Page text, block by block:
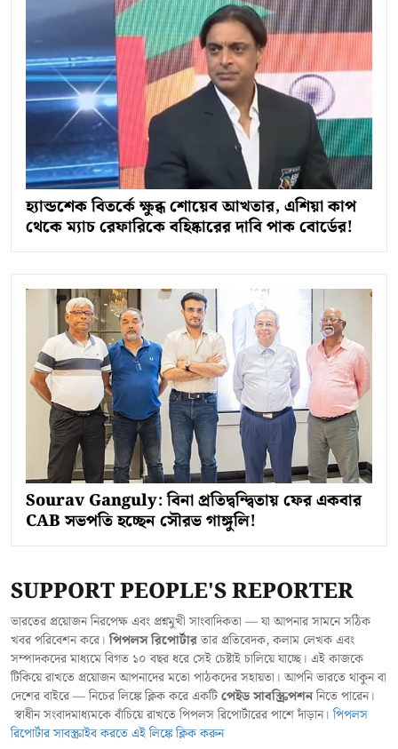
হ্যান্ডশেক বিতর্কে ক্ষুব্ধ শোয়েব আখতার, এশিয়া কাপ
থেকে ম্যাচ রেফারিকে বহিষ্কারের দাবি পাক বোর্ডের!
Sourav Ganguly: বিনা প্রতিদ্বন্দ্বিতায় ফের একবার
CAB সভপতি হচ্ছেন সৌরভ গাঙ্গুলি!
SUPPORT PEOPLE'S REPORTER
ভারতের প্রয়োজন নিরপেক্ষ এবং প্রশ্নমুখী সাংবাদিকতা — যা আপনার সামনে সঠিক
খবর পরিবেশন করে।পিপলস রিপোর্টারতার প্রতিবেদক, কলাম লেখক এবং
সম্পাদকদের মাধ্যমে বিগত ১০ বছর ধরে সেই চেষ্টাই চালিয়ে যাচ্ছে। এই কাজকে
টিকিয়ে রাখতে প্রয়োজন আপনাদের মতো পাঠকদের সহায়তা। আপনি ভারতে থাকুন বা
দেশের বাইরে — নিচের লিঙ্কে ক্লিক করে একটিপেইড সাবস্ক্রিপশননিতে পারেন।
স্বাধীন সংবাদমাধ্যমকে বাঁচিয়ে রাখতে পিপলস রিপোর্টারের পাশে দাঁড়ান।পিপলস
রিপোর্টার সাবস্ক্রাইব করতে এই লিঙ্কে ক্লিক করুন